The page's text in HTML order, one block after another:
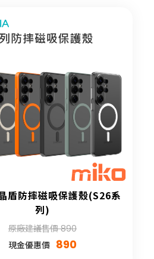
盾防摔磁吸保護殼(S26系
列)
原廠建議售價 890
現金優惠價 890